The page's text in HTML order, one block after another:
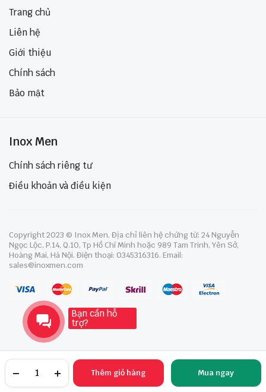
Thêm giỏ hàng Mua ngay
Trang chủ
Liên hệ
Giới thiệu
Chính sách
Bảo mật
Inox Men
Chính sách riêng tư
Điều khoản và điều kiện
Copyright 2023 © Inox Men. Địa chỉ liên hệ chứng từ: 24 Nguyễn
Ngọc Lộc, P.14, Q.10, Tp Hồ Chí Minh hoặc 989 Tam Trinh, Yên Sở,
Hoàng Mai, Hà Nội. Điện thoại: 0345316316. Email:
sales@inoxmen.com
Bạn cần hỗ
trợ?
TRANG CHỦ TÌM KIẾM YÊU THÍCH TÀI KHOẢN NGÀNH HÀNG